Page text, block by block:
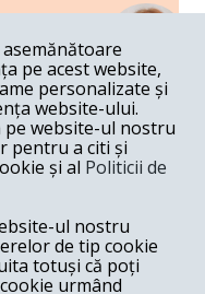
falsă a
ascunde
unor caste.
românilor
care lansează
care deranjează un
moment.
pe acest website,
personalizate și
website-ului.
website-ul nostru
pentru a citi și
și al Politicii de
ul nostru
de tip cookie
totuși că poți
urmând